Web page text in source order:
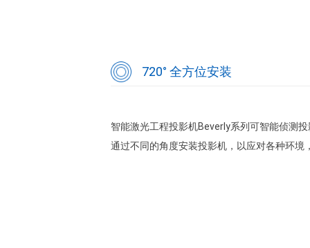
720° 全方位安装
智能激光工程投影机Beverly系列可智能侦测
通过不同的角度安装投影机，以应对各种环境